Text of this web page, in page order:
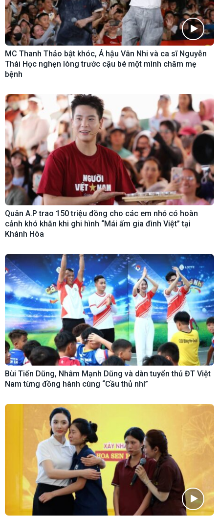
MC Thanh Thảo bật khóc, Á hậu Vân Nhi và ca sĩ Nguyễn
Thái Học nghẹn lòng trước cậu bé một mình chăm mẹ
bệnh
Quân A.P trao 150 triệu đồng cho các em nhỏ có hoàn
cảnh khó khăn khi ghi hình “Mái ấm gia đình Việt” tại
Khánh Hòa
Bùi Tiến Dũng, Nhâm Mạnh Dũng và dàn tuyển thủ ĐT Việt
Nam từng đồng hành cùng “Cầu thủ nhí”